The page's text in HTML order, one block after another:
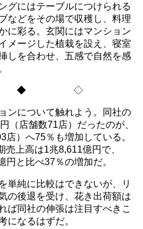
グにはテーブルにつけられる
などをその場で収穫し、料理
に彩る。玄関にはマンション
メージした植栽を設え、寝室
しを合わせ、五感で自然を感
◇
ンについて触れよう。同社の
（店舗数71店）だったのが、
店）へ75％も増加している。
売上高は1兆8,611億円で、
円と比べ37％の増加だ。
単純に比較はできないが、リ
の後退を受け、花き出荷額は
ば同社の伸張は注目すべきこ
になるはずだ。